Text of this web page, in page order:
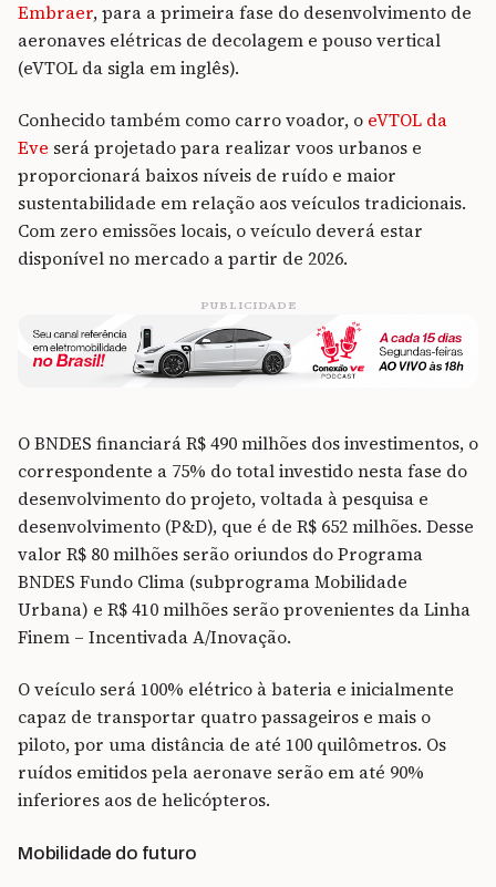
Embraer, para a primeira fase do desenvolvimento de
aeronaves elétricas de decolagem e pouso vertical
(eVTOL da sigla em inglês).
Conhecido também como carro voador, o eVTOL da
Eve será projetado para realizar voos urbanos e
proporcionará baixos níveis de ruído e maior
sustentabilidade em relação aos veículos tradicionais.
Com zero emissões locais, o veículo deverá estar
disponível no mercado a partir de 2026.
PUBLICIDADE
O BNDES financiará R$ 490 milhões dos investimentos, o
correspondente a 75% do total investido nesta fase do
desenvolvimento do projeto, voltada à pesquisa e
desenvolvimento (P&D), que é de R$ 652 milhões. Desse
valor R$ 80 milhões serão oriundos do Programa
BNDES Fundo Clima (subprograma Mobilidade
Urbana) e R$ 410 milhões serão provenientes da Linha
Finem – Incentivada A/Inovação.
O veículo será 100% elétrico à bateria e inicialmente
capaz de transportar quatro passageiros e mais o
piloto, por uma distância de até 100 quilômetros. Os
ruídos emitidos pela aeronave serão em até 90%
inferiores aos de helicópteros.
Mobilidade do futuro